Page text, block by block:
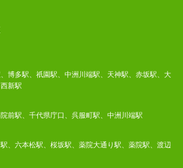
博多駅、祇園駅、中洲川端駅、天神駅、赤坂駅、大
新駅
前駅、千代県庁口、呉服町駅、中洲川端駅
、六本松駅、桜坂駅、薬院大通り駅、薬院駅、渡辺